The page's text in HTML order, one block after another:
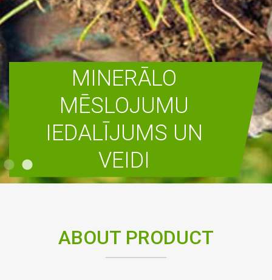
MINERĀLO
MĒSLOJUMU
IEDALĪJUMS UN
VEIDI
ABOUT PRODUCT